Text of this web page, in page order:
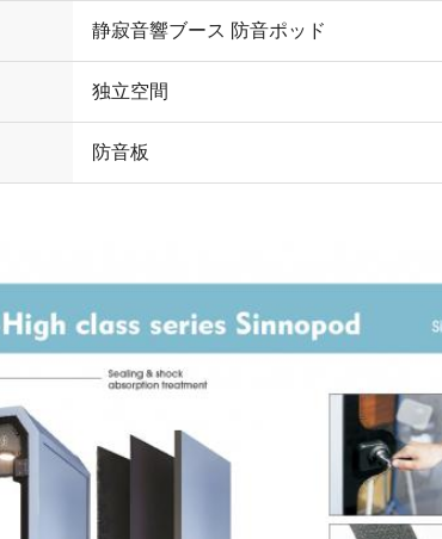
静寂音響ブース 防音ポッド
独立空間
防音板